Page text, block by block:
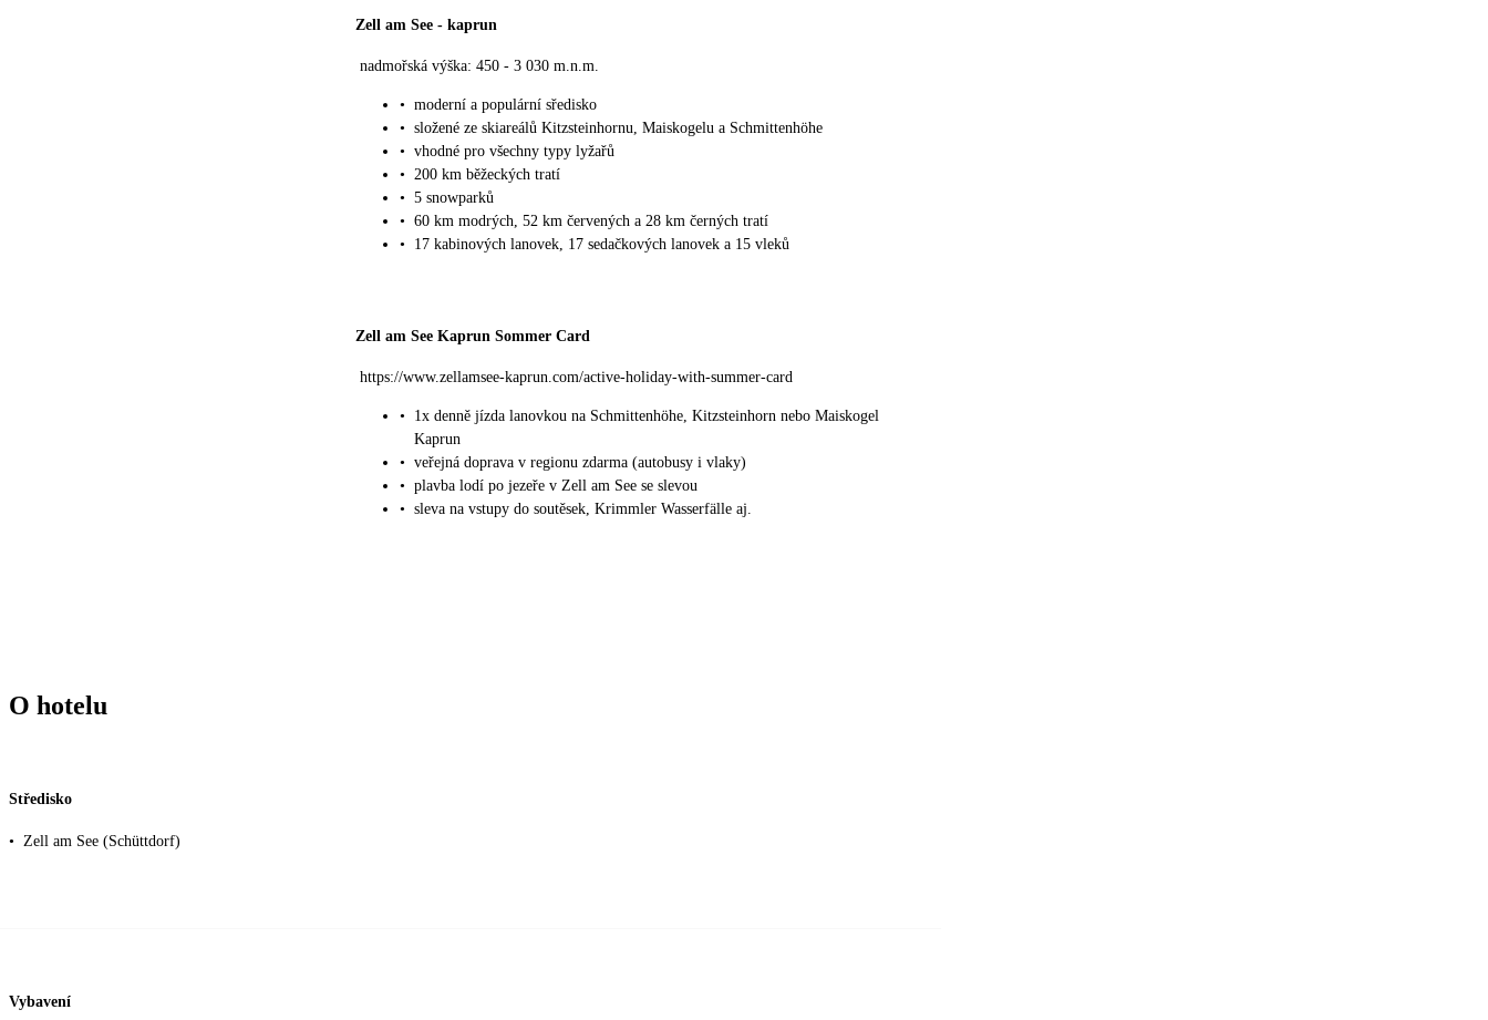
Zell am See - kaprun
nadmořská výška: 450 - 3 030 m.n.m.
• moderní a populární sředisko
• složené ze skiareálů Kitzsteinhornu, Maiskogelu a Schmittenhöhe
• vhodné pro všechny typy lyžařů
• 200 km běžeckých tratí
• 5 snowparků
• 60 km modrých, 52 km červených a 28 km černých tratí
•
17 kabinových lanovek, 17 sedačkových lanovek a 15 vleků
Zell am See Kaprun Sommer Card
https://www.zellamsee-kaprun.com/active-holiday-with-summer-card
•
1x denně jízda lanovkou na Schmittenhöhe, Kitzsteinhorn nebo Maiskogel
Kaprun
• veřejná doprava v regionu zdarma (autobusy i vlaky)
• plavba lodí po jezeře v Zell am See se slevou
• sleva na vstupy do soutěsek, Krimmler Wasserfälle aj.
O hotelu
Středisko
• Zell am See (Schüttdorf)
Vybavení